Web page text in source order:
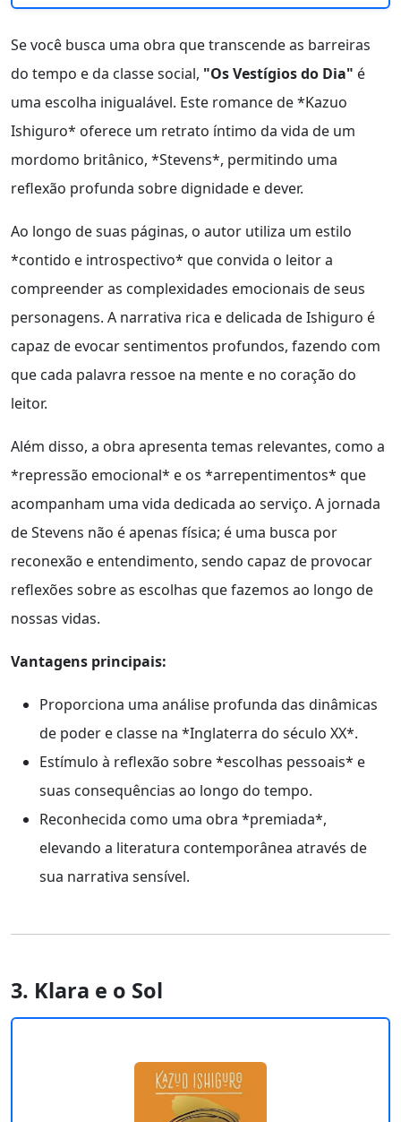
Se você busca uma obra que transcende as barreiras
do tempo e da classe social, "Os Vestígios do Dia" é
uma escolha inigualável. Este romance de *Kazuo
Ishiguro* oferece um retrato íntimo da vida de um
mordomo britânico, *Stevens*, permitindo uma
reflexão profunda sobre dignidade e dever.
Ao longo de suas páginas, o autor utiliza um estilo
*contido e introspectivo* que convida o leitor a
compreender as complexidades emocionais de seus
personagens. A narrativa rica e delicada de Ishiguro é
capaz de evocar sentimentos profundos, fazendo com
que cada palavra ressoe na mente e no coração do
leitor.
Além disso, a obra apresenta temas relevantes, como a
*repressão emocional* e os *arrepentimentos* que
acompanham uma vida dedicada ao serviço. A jornada
de Stevens não é apenas física; é uma busca por
reconexão e entendimento, sendo capaz de provocar
reflexões sobre as escolhas que fazemos ao longo de
nossas vidas.
Vantagens principais:
Proporciona uma análise profunda das dinâmicas
de poder e classe na *Inglaterra do século XX*.
Estímulo à reflexão sobre *escolhas pessoais* e
suas consequências ao longo do tempo.
Reconhecida como uma obra *premiada*,
elevando a literatura contemporânea através de
sua narrativa sensível.
3. Klara e o Sol